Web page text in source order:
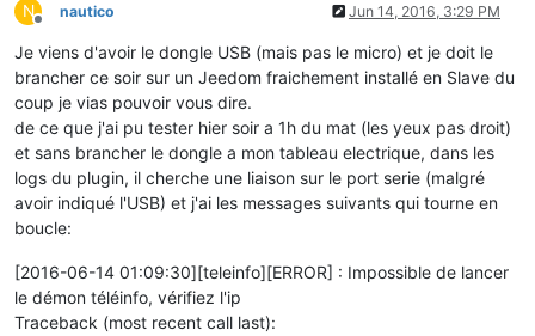
N
Offline
nautico Jun 14, 2016, 3:29 PM
Je viens d'avoir le dongle USB (mais pas le micro) et je doit le
brancher ce soir sur un Jeedom fraichement installé en Slave du
coup je vias pouvoir vous dire.
de ce que j'ai pu tester hier soir a 1h du mat (les yeux pas droit)
et sans brancher le dongle a mon tableau electrique, dans les
logs du plugin, il cherche une liaison sur le port serie (malgré
avoir indiqué l'USB) et j'ai les messages suivants qui tourne en
boucle:
[2016-06-14 01:09:30][teleinfo][ERROR] : Impossible de lancer
le démon téléinfo, vérifiez l'ip
Traceback (most recent call last):